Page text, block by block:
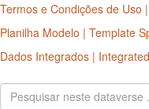
Termos e Condições de Uso
Planilha Modelo | Template
Dados Integrados |